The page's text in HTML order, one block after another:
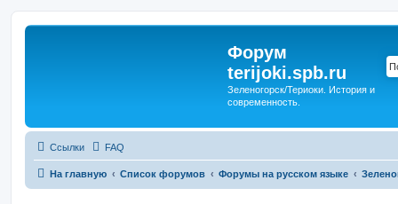
Форум
terijoki.spb.ru
Зеленогорск/Териоки. История и
современность.
Ссылки FAQ
На главную Список форумов Форумы на русском языке